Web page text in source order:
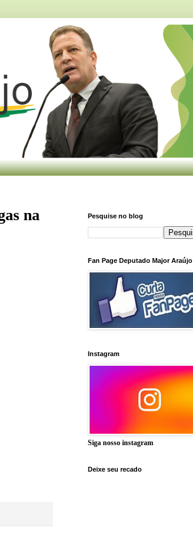
na
Pesquise no blog
Fan Page Deputado Major Araújo
Instagram
Siga nosso instagram
Deixe seu recado